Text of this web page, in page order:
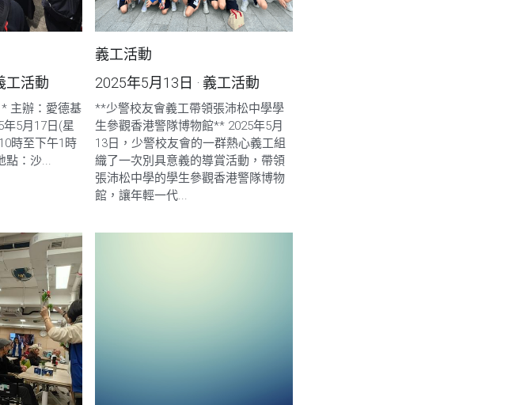
工活動
主辦：愛德基
5月17日(星
時至下午1時
點：沙...
義工活動
2025年5月13日 · 義工活動
**少警校友會義工帶領張沛松中學學
生參觀香港警隊博物館** 2025年5月
13日，少警校友會的一群熱心義工組
織了一次別具意義的導賞活動，帶領
張沛松中學的學生參觀香港警隊博物
館，讓年輕一代...